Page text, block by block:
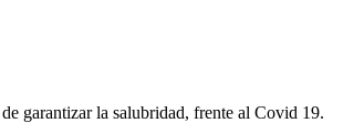
garantizar la salubridad, frente al Covid 19.